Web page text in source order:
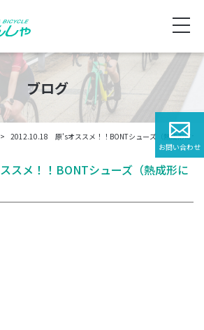
ブログ
2012.10.18 原’sオススメ！！BONTシューズ（熱成形につ
スメ！！BONTシューズ（熱成形に
お問い合わせ